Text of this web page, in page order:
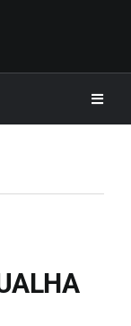
Toggle